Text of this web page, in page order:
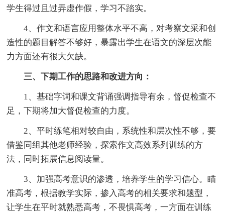
学生得过且过弄虚作假，学习不踏实。
4、作文和语言应用整体水平不高，对考察文采和创
造性的题目解答不够好，暴露出学生在语文的深层次能
力方面还有很大欠缺。
三、下期工作的思路和改进方向：
1、基础字词和课文背诵强调指导有余，督促检查不
足，下期将加大督促检查的力度。
2、平时练笔相对较自由，系统性和层次性不够，要
借鉴同组其他老师经验，探索作文高效系列训练的方
法，同时拓展信息阅读量。
3、加强高考意识的渗透，培养学生的学习信心。瞄
准高考，根据教学实际，掺入高考的相关要求和题型，
让学生在平时就熟悉高考，不畏惧高考，一方面在训练